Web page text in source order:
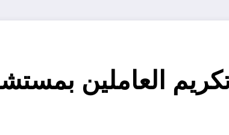
العاملين